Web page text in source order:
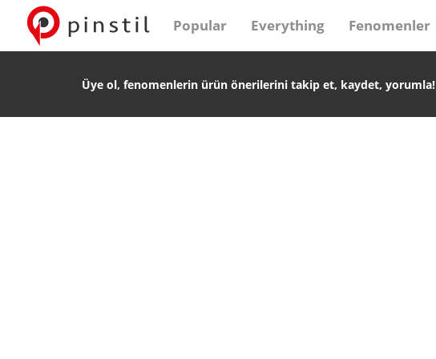
Popular Everything Fenomenler
Üye ol, fenomenlerin ürün önerilerini takip et, kaydet, yorumla!